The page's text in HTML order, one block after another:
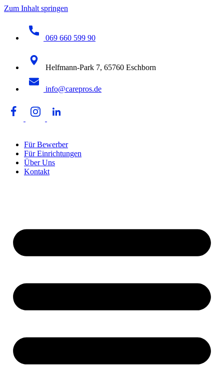
Zum Inhalt springen
069 660 599 90
Helfmann-Park 7, 65760 Eschborn
info@carepros.de
Für Bewerber
Für Einrichtungen
Über Uns
Kontakt